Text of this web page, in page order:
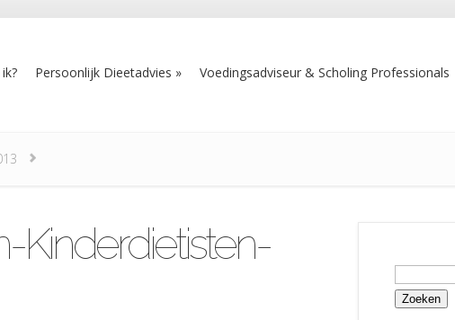
Persoonlijk Dieetadvies Voedingsadviseur & Scholing Professionals
Kinderdietisten-
Zoeken